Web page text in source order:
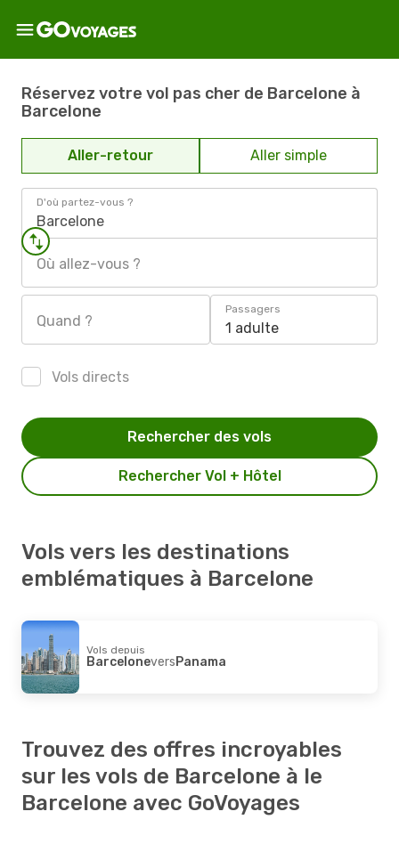
Réservez votre vol pas cher de Barcelone à
Barcelone
Aller-retour Aller simple
D'où partez-vous ?
Barcelone
Où allez-vous ?
Quand ?
Passagers
1 adulte
Vols directs
Rechercher Vol + Hôtel
Rechercher des vols
Vols vers les destinations
emblématiques à Barcelone
Vols depuis
BarceloneversPanama
Trouvez des offres incroyables
sur les vols de Barcelone à le
Barcelone avec GoVoyages